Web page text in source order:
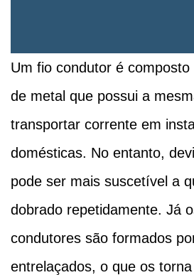
Um fio condutor é
de metal que possui a
transportar corrente em
domésticas. No entanto,
pode ser mais suscetível a
dobrado repetidamente. Já
condutores são formados
entrelaçados, o que os